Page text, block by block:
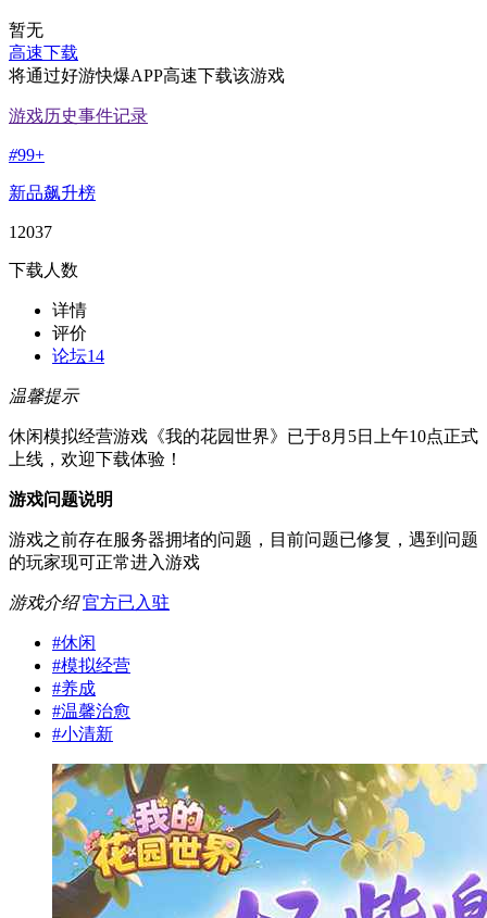
暂无
高速下载
将通过好游快爆APP高速下载该游戏
游戏历史事件记录
#99+
新品飙升榜
12037
下载人数
详情
评价
论坛14
温馨提示
休闲模拟经营游戏《我的花园世界》已于8月5日上午10点正式
上线，欢迎下载体验！
游戏问题说明
游戏之前存在服务器拥堵的问题，目前问题已修复，遇到问题
的玩家现可正常进入游戏
游戏介绍 官方已入驻
#休闲
#模拟经营
#养成
#温馨治愈
#小清新